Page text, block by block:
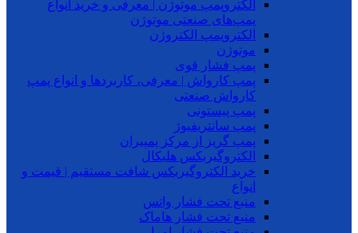
الکتروپمپ موتوژن | معرفی و خرید انواع
پمپ‌های صنعتی موتوژن
الکتروپمپ الکتروژن
موتوژن
پمپ فشار قوی
پمپ کارواش | معرفی، کاربردها و انواع پمپ
کارواش صنعتی
پمپ پیستونی
پمپ سانتریفیوژ
پمپ گریز از مرکز پمپیران
الکتروگیربکس هلیکال
خرید الکتروگیربکس شافت مستقیم | قیمت و
انواع
منبع تحت فشار واتس
منبع تحت فشار هاماک